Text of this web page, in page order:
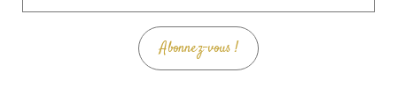
mail
Abonnez-vous !